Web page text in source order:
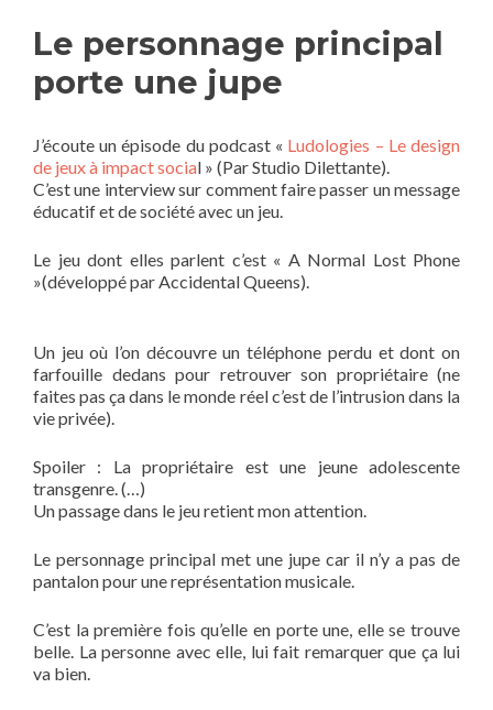
Le personnage principal
porte une jupe
J’écoute un épisode du podcast « Ludologies – Le design
de jeux à impact social » (Par Studio Dilettante).
C’est une interview sur comment faire passer un message
éducatif et de société avec un jeu.
Le jeu dont elles parlent c’est « A Normal Lost Phone
»(développé par Accidental Queens).
Un jeu où l’on découvre un téléphone perdu et dont on
farfouille dedans pour retrouver son propriétaire (ne
faites pas ça dans le monde réel c’est de l’intrusion dans la
vie privée).
Spoiler : La propriétaire est une jeune adolescente
transgenre. (…)
Un passage dans le jeu retient mon attention.
Le personnage principal met une jupe car il n’y a pas de
pantalon pour une représentation musicale.
C’est la première fois qu’elle en porte une, elle se trouve
belle. La personne avec elle, lui fait remarquer que ça lui
va bien.